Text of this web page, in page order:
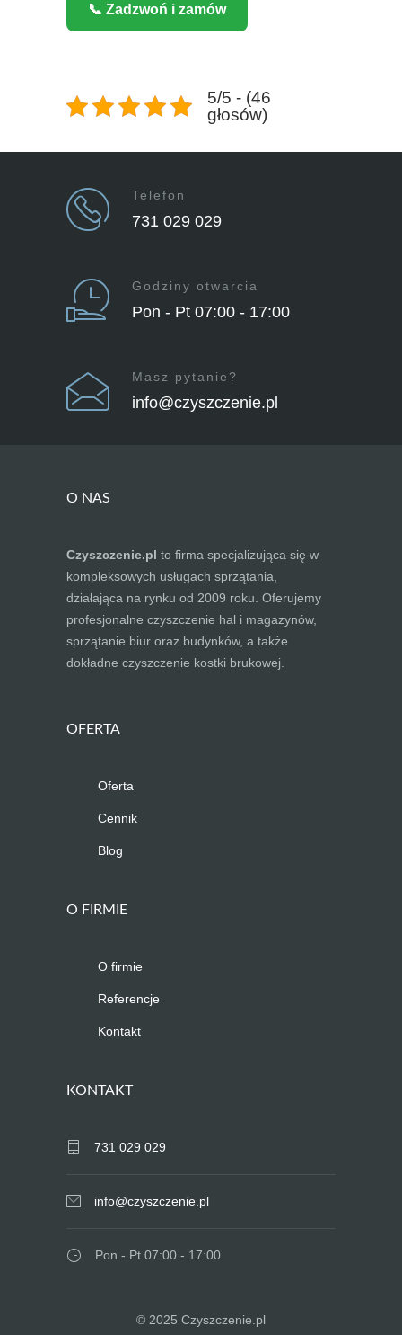
📞 Zadzwoń i zamów
5/5 - (46
głosów)
Telefon
731 029 029
Godziny otwarcia
Pon - Pt 07:00 - 17:00
Masz pytanie?
info@czyszczenie.pl
O NAS
Czyszczenie.pl to firma specjalizująca się w
kompleksowych usługach sprzątania,
działająca na rynku od 2009 roku. Oferujemy
profesjonalne czyszczenie hal i magazynów,
sprzątanie biur oraz budynków, a także
dokładne czyszczenie kostki brukowej.
OFERTA
Oferta
Cennik
Blog
O FIRMIE
O firmie
Referencje
Kontakt
KONTAKT
731 029 029
info@czyszczenie.pl
Pon - Pt 07:00 - 17:00
© 2025 Czyszczenie.pl